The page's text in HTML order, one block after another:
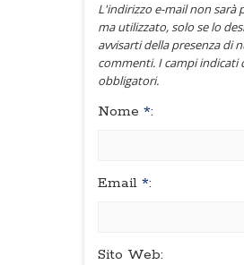
L'indirizzo e-mail non sarà
ma utilizzato, solo se lo
avvisarti della presenza di
commenti. I campi indicati
obbligatori.
Nome *:
Email *:
Sito Web: